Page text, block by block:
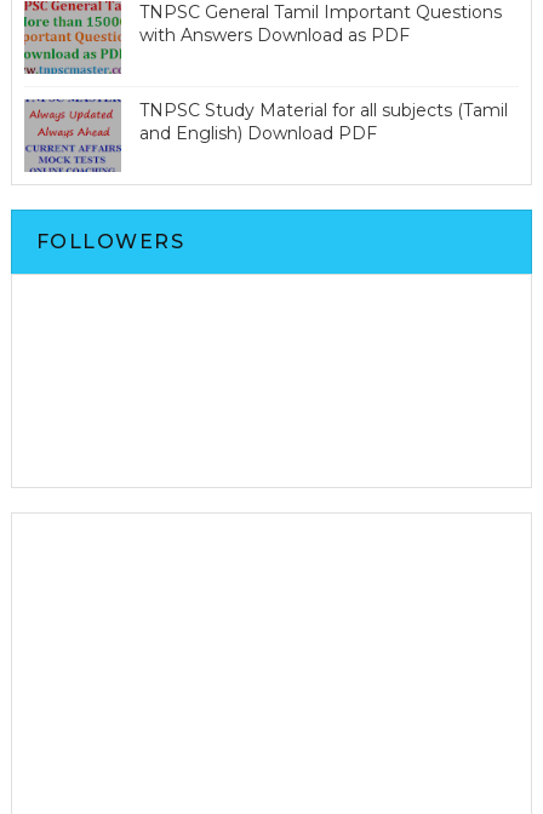
TNPSC General Tamil Important Questions
with Answers Download as PDF
TNPSC Study Material for all subjects (Tamil
and English) Download PDF
FOLLOWERS